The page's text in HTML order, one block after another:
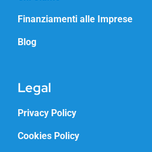
Finanziamenti alle Imprese
Blog
Legal
Privacy Policy
Cookies Policy